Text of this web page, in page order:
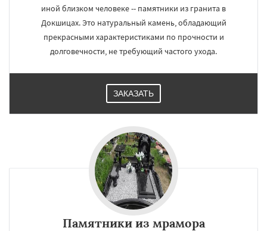
иной близком человеке -- памятники из гранита в
Докшицах. Это натуральный камень, обладающий
прекрасными характеристиками по прочности и
долговечности, не требующий частого ухода.
ЗАКАЗАТЬ
Памятники из мрамора